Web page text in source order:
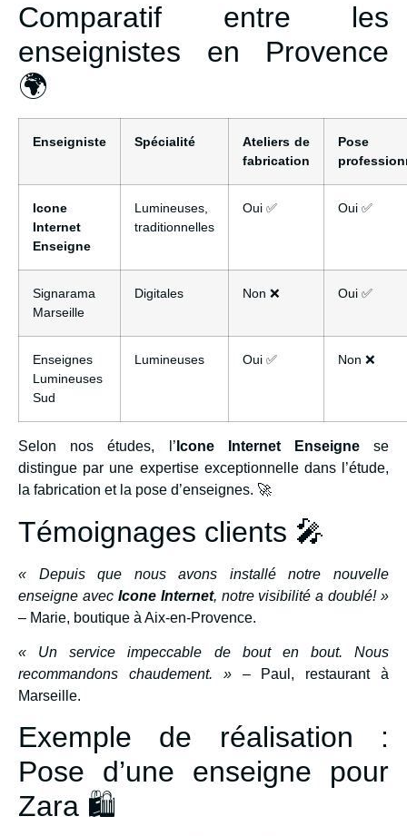
Comparatif entre les
enseignistes en Provence
🌍
Enseigniste Spécialité
Ateliers de
fabrication
Pose
Icone
Internet
Enseigne
Lumineuses,
traditionnelles
Oui ✅ Oui ✅
Signarama
Marseille
Digitales Non ❌ Oui ✅
Enseignes
Lumineuses
Sud
Lumineuses Oui ✅ Non ❌
Selon nos études, l’ Icone Internet Enseignese
distingue par une expertise exceptionnelle dans l’étude,
la fabrication et la pose d’enseignes. 🚀
Témoignages clients 🎤
« Depuis que nous avons installé notre nouvelle
enseigne avec Icone Internet, notre visibilité a doublé! »
– Marie, boutique à Aix-en-Provence.
« Un service impeccable de bout en bout. Nous
recommandons chaudement. »– Paul, restaurant à
Marseille.
Exemple de réalisation :
Pose d’une enseigne pour
Zara 🛍️